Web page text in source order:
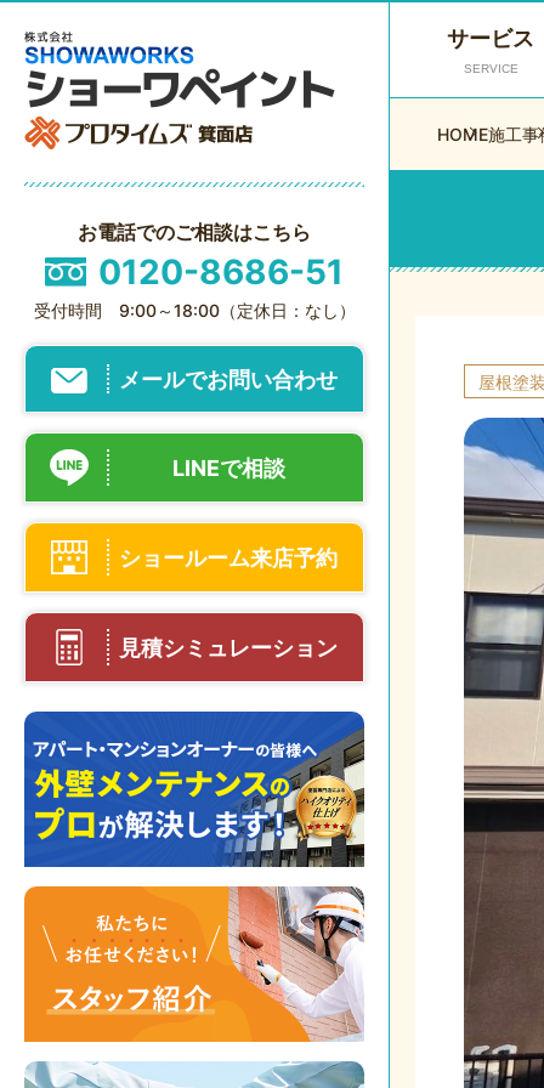
お電話でのご相談はこちら
0120-8686-51
受付時間 9:00～18:00（定休日：なし）
メールでお問い合わせ
LINEで相談
ショールーム来店予約
見積シミュレーション
サービス
SERVICE
HOME施工事
屋根塗